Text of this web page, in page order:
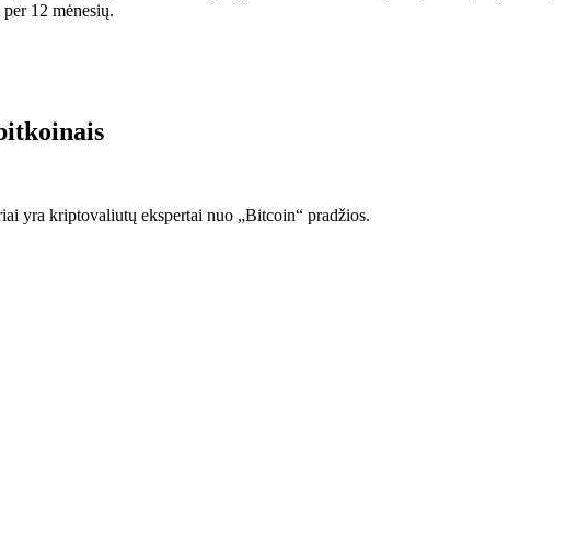
12 mėnesių.
yra kriptovaliutų ekspertai nuo „Bitcoin“ pradžios.